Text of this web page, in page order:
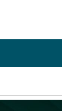
kirjautua